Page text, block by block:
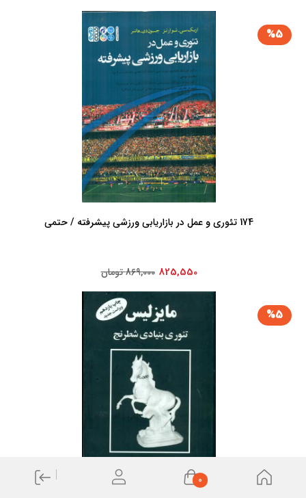
%5
174 تئوری و عمل در بازاریابی ورزشی پیشرفته / حتمی
825,550 869,000 تومان
%5
0